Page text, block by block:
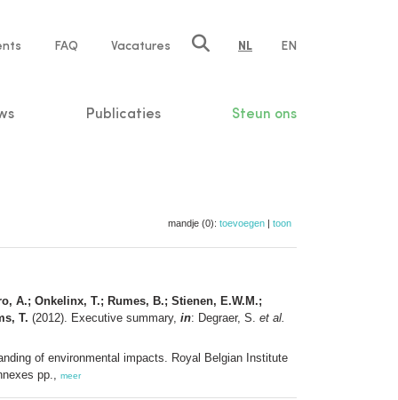
FAQ Vacatures NL EN
Publicaties Steun ons
mandje (0): toevoegen | toon
A.; Onkelinx, T.; Rumes, B.; Stienen, E.W.M.;
T. (2012). Executive summary, in: Degraer, S. et al.
of environmental impacts. Royal Belgian Institute
pp.,
meer